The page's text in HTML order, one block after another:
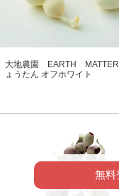
大地農園 EARTH
ょうたん オフホワイト
無料